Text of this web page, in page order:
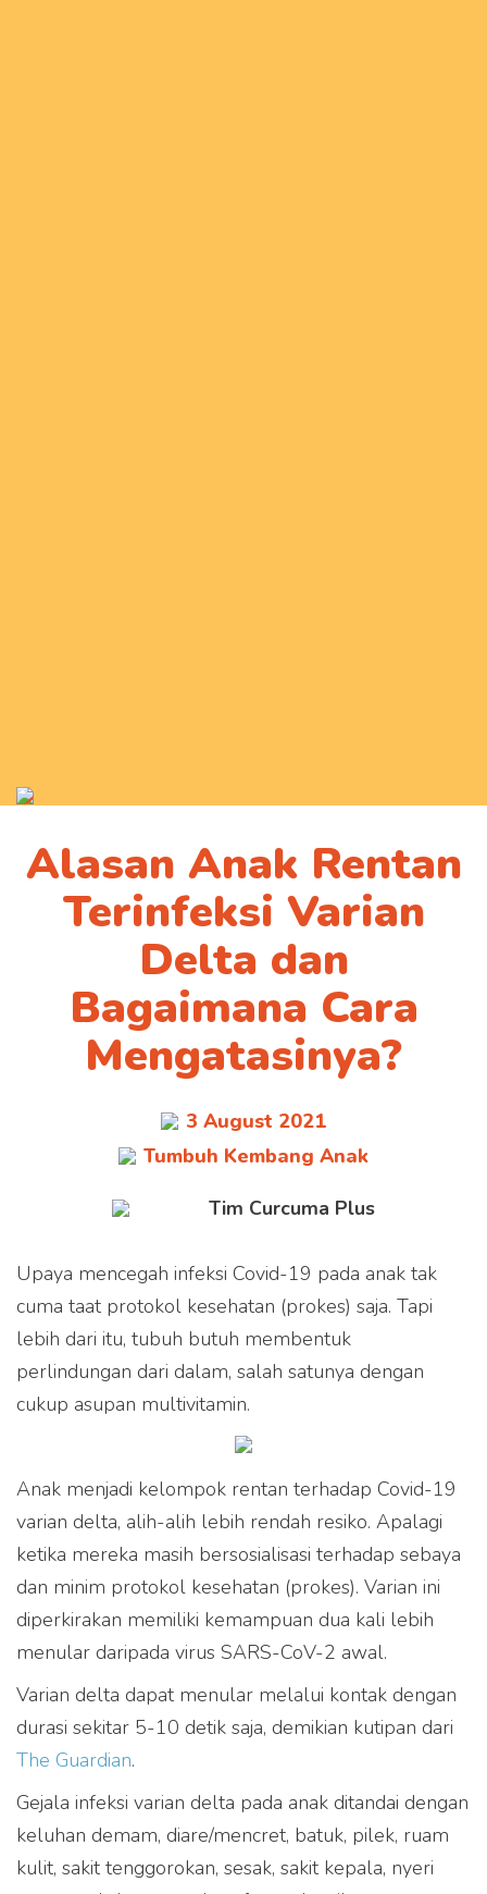
Alasan Anak Rentan
Terinfeksi Varian
Delta dan
Bagaimana Cara
Mengatasinya?
3 August 2021
Tumbuh Kembang Anak
Tim Curcuma Plus
Upaya mencegah infeksi Covid-19 pada anak tak
cuma taat protokol kesehatan (prokes) saja. Tapi
lebih dari itu, tubuh butuh membentuk
perlindungan dari dalam, salah satunya dengan
cukup asupan multivitamin.
Anak menjadi kelompok rentan terhadap Covid-19
varian delta, alih-alih lebih rendah resiko. Apalagi
ketika mereka masih bersosialisasi terhadap sebaya
dan minim protokol kesehatan (prokes). Varian ini
diperkirakan memiliki kemampuan dua kali lebih
menular daripada virus SARS-CoV-2 awal.
Varian delta dapat menular melalui kontak dengan
durasi sekitar 5-10 detik saja, demikian kutipan dari
The Guardian.
Gejala infeksi varian delta pada anak ditandai dengan
keluhan demam, diare/mencret, batuk, pilek, ruam
kulit, sakit tenggorokan, sesak, sakit kepala, nyeri